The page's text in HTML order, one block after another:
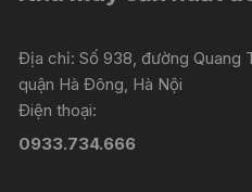
Địa chỉ: Số 938, đường Quang
quận Hà Đông, Hà Nội
Điện thoại:
0933.734.666